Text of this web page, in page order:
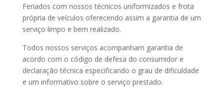
Feriados com nossos técnicos uniformizados e frota
própria de veículos oferecendo assim a garantia de um
serviço limpo e bem realizado.
Todos nossos serviços acompanham garantia de
acordo com o código de defesa do consumidor e
declaração técnica especificando o grau de dificuldade
e um informativo sobre o serviço prestado.